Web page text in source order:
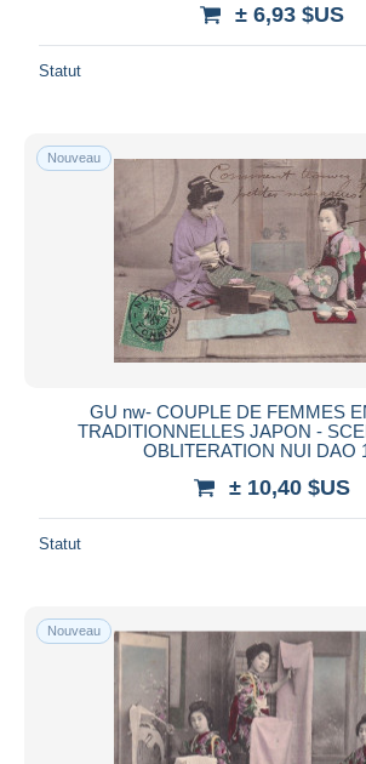
± 6,93 $US
Statut
Nouveau
GU nw- COUPLE DE FEMMES
TRADITIONNELLES JAPON -
OBLITERATION NUI DAO
± 10,40 $US
Statut
Nouveau